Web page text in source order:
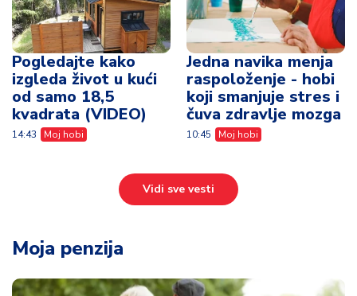
Pogledajte kako
izgleda život u kući
od samo 18,5
kvadrata (VIDEO)
14:43 Moj hobi
Jedna navika menja
raspoloženje - hobi
koji smanjuje stres i
čuva zdravlje mozga
10:45 Moj hobi
Vidi sve vesti
Moja penzija